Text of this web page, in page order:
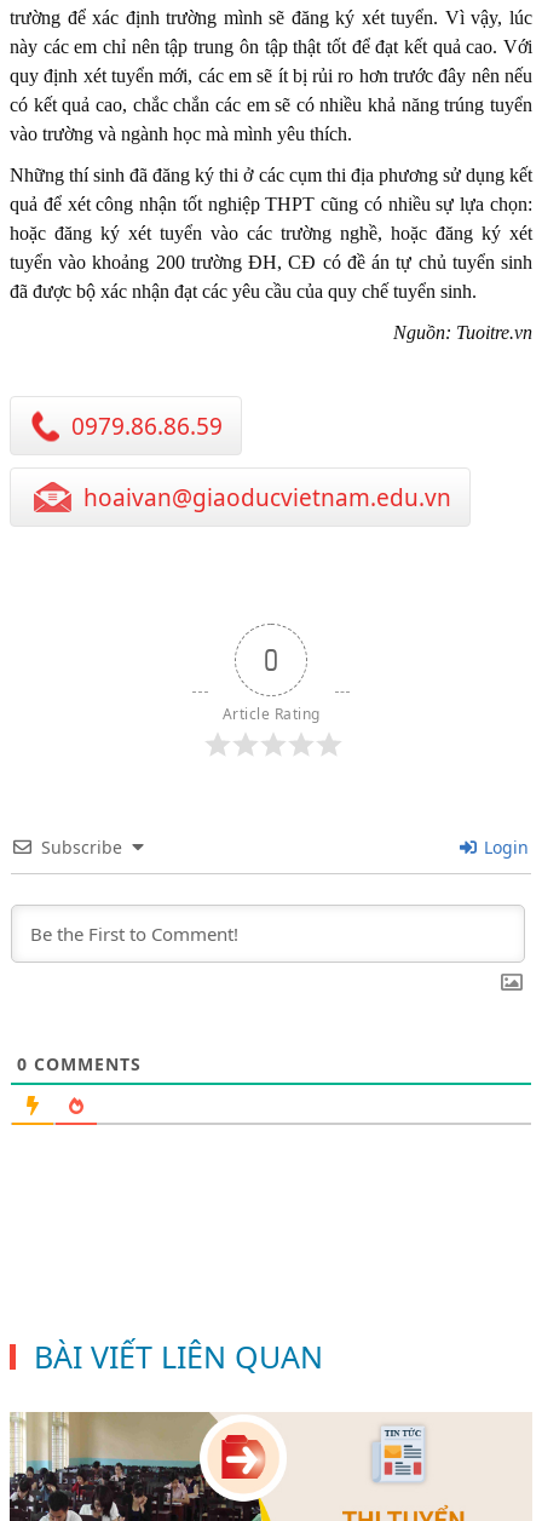
trường để xác định trường mình sẽ đăng ký xét tuyển. Vì vậy, lúc
này các em chỉ nên tập trung ôn tập thật tốt để đạt kết quả cao. Với
quy định xét tuyển mới, các em sẽ ít bị rủi ro hơn trước đây nên nếu
có kết quả cao, chắc chắn các em sẽ có nhiều khả năng trúng tuyển
vào trường và ngành học mà mình yêu thích.
Những thí sinh đã đăng ký thi ở các cụm thi địa phương sử dụng kết
quả để xét công nhận tốt nghiệp THPT cũng có nhiều sự lựa chọn:
hoặc đăng ký xét tuyển vào các trường nghề, hoặc đăng ký xét
tuyển vào khoảng 200 trường ĐH, CĐ có đề án tự chủ tuyển sinh
đã được bộ xác nhận đạt các yêu cầu của quy chế tuyển sinh.
Nguồn: Tuoitre.vn
0979.86.86.59
hoaivan@giaoducvietnam.edu.vn
0
Article Rating
Subscribe Login
0 COMMENTS
BÀI VIẾT LIÊN QUAN